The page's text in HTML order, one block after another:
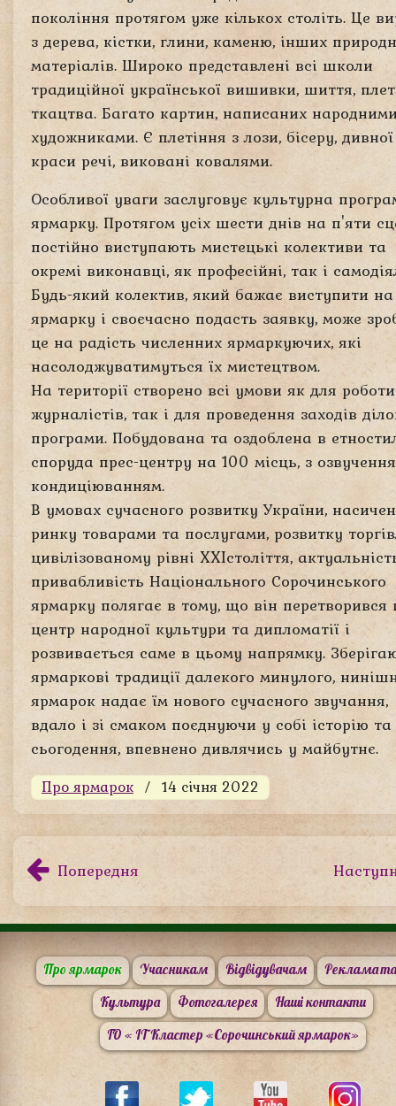
покоління протягом уже кількох століть. Це
з дерева, кістки, глини, каменю, інших
матеріалів. Широко представлені всі школи
традиційної української вишивки, шиття,
ткацтва. Багато картин, написаних
художниками. Є плетіння з лози, бісеру, дивної
краси речі, виковані ковалями.
Особливої уваги заслуговує культурна
ярмарку. Протягом усіх шести днів на п'яти
постійно виступають мистецькі колективи та
окремі виконавці, як професійні, так і
Будь-який колектив, який бажає виступити на
ярмарку і своєчасно подасть заявку, може
це на радість численних ярмаркуючих, які
насолоджуватимуться їх мистецтвом.
На території створено всі умови як для роботи
журналістів, так і для проведення заходів
програми. Побудована та оздоблена в
споруда прес-центру на 100 місць, з
кондиціюванням.
В умовах сучасного розвитку України,
ринку товарами та послугами, розвитку
цивілізованому рівні XXIстоліття,
привабливість Національного Сорочинського
ярмарку полягає в тому, що він перетворився
центр народної культури та дипломатії і
розвивається саме в цьому напрямку.
ярмаркові традиції далекого минулого,
ярмарок надає їм нового сучасного звучання,
вдало і зі смаком поєднуючи у собі історію та
сьогодення, впевнено дивлячись у майбутнє.
Про ярмарок 14 січня 2022
Попередня
Про ярмарок Учасникам Відвідувачам
Реклама
Культура
Фотогалерея
Наші контакти
ГО « IT Кластер «Сорочинський ярмарок»